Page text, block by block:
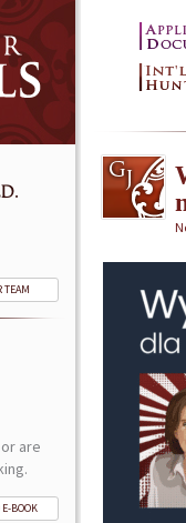
TEAM
are
BOOK